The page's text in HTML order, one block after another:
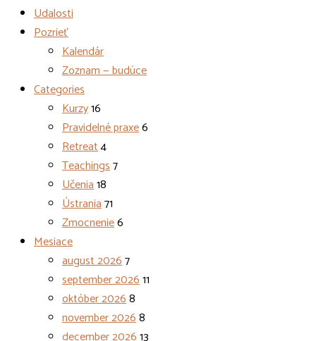
Udalosti
Pozrieť
Kalendár
Zoznam — budúce
Categories
Kurzy16
Pravidelné praxe6
Retreat4
Teachings7
Učenia18
Ústrania71
Zmocnenie6
Mesiace
august 20267
september 202611
október 20268
november 20268
december 202613